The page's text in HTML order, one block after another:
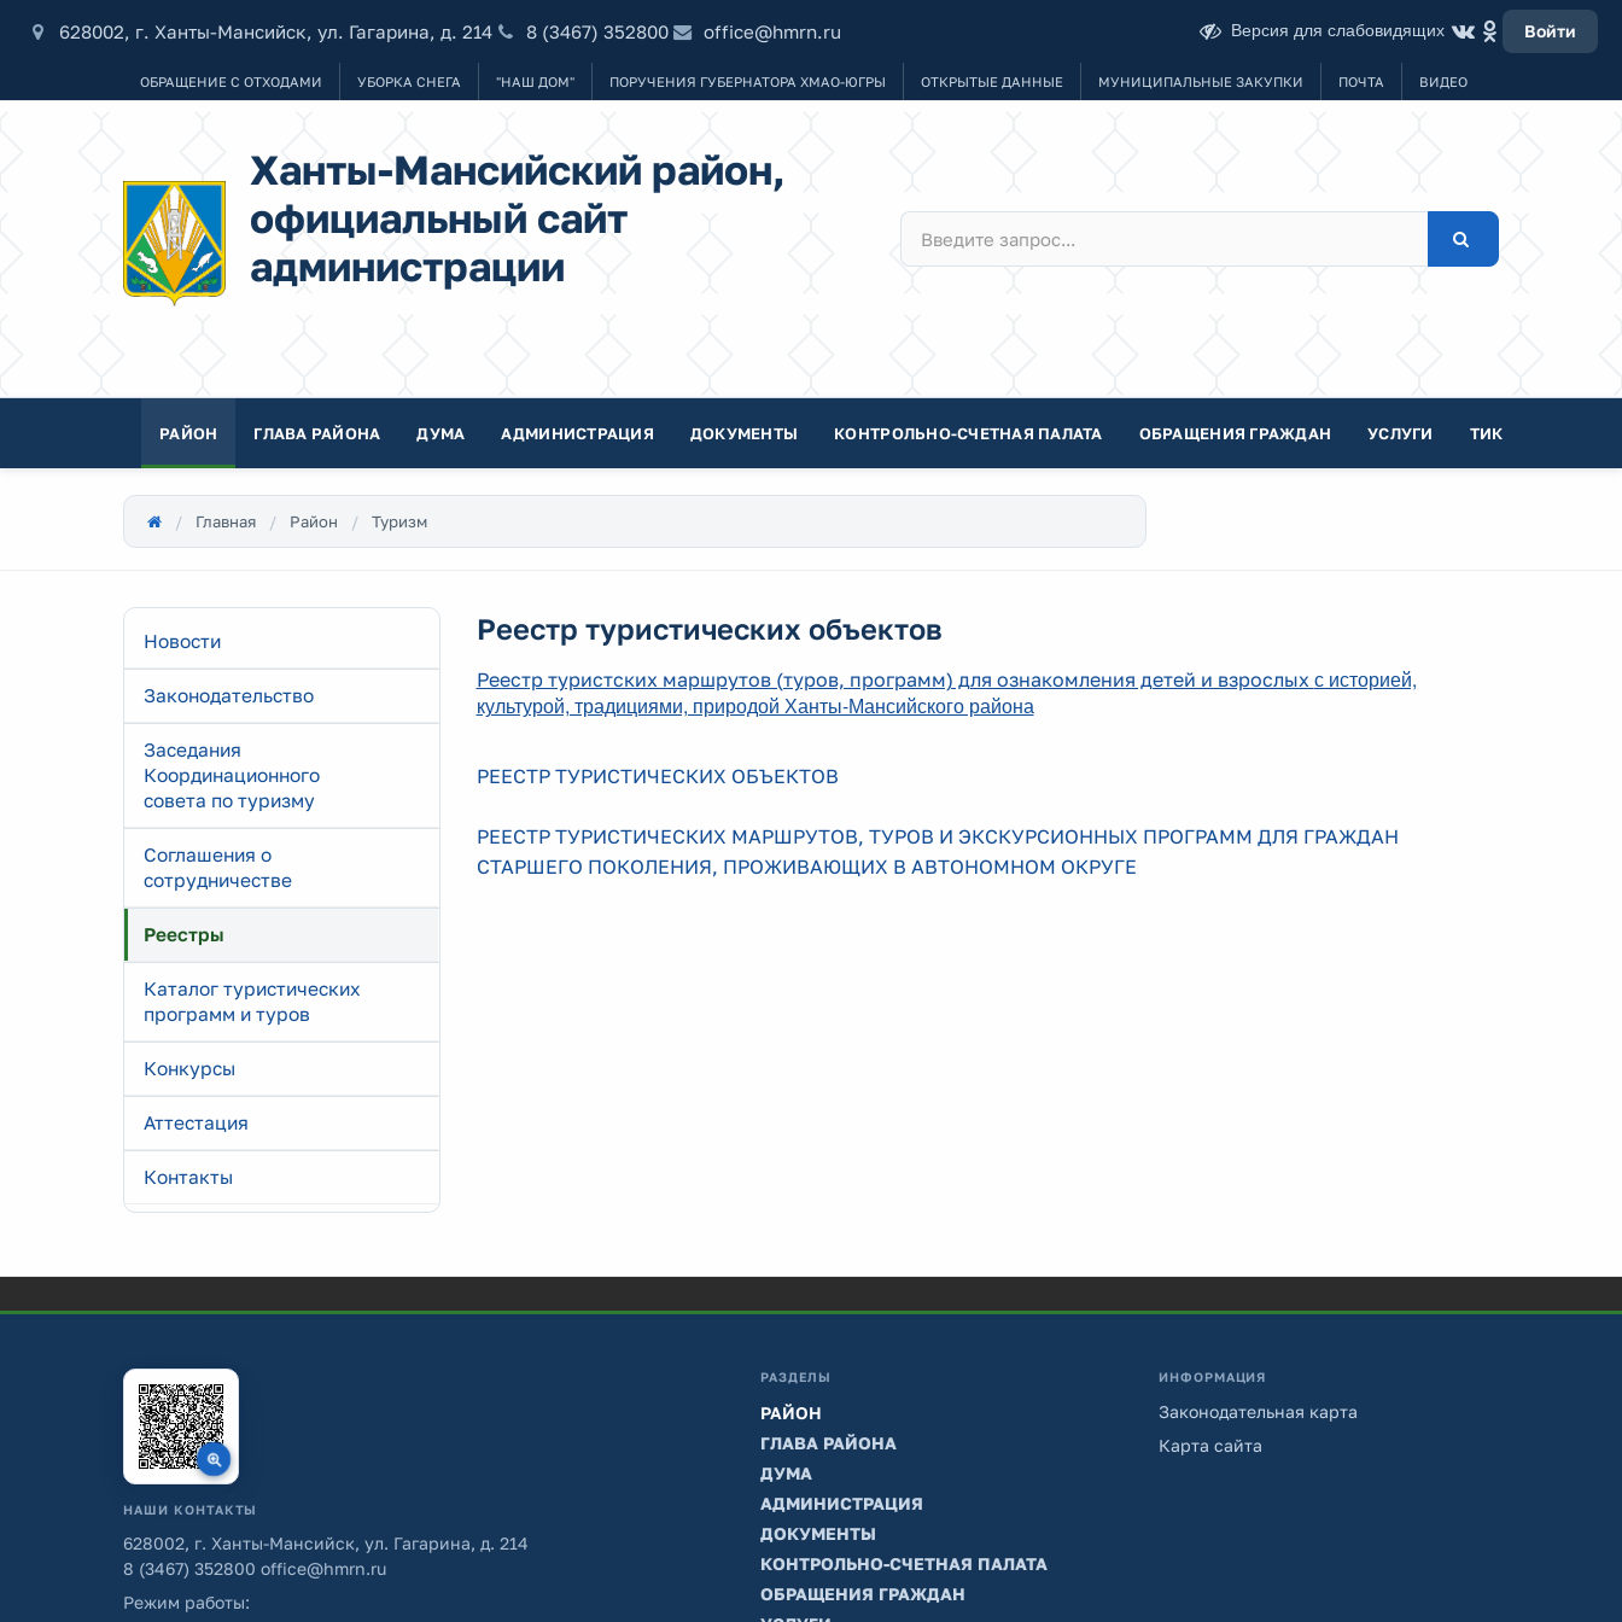
628002, г. Ханты-Мансийск, ул. Гагарина, д. 214 8 (3467) 352800 office@hmrn.ru Версия для слабовидящих Войти
ОБРАЩЕНИЕ С ОТХОДАМИ УБОРКА СНЕГА "НАШ ДОМ" ПОРУЧЕНИЯ ГУБЕРНАТОРА ХМАО-ЮГРЫ ОТКРЫТЫЕ ДАННЫЕ МУНИЦИПАЛЬНЫЕ ЗАКУПКИ ПОЧТА ВИДЕО
Ханты-Мансийский район,
официальный сайт
администрации
РАЙОН ГЛАВА РАЙОНА ДУМА АДМИНИСТРАЦИЯ ДОКУМЕНТЫ КОНТРОЛЬНО-СЧЕТНАЯ ПАЛАТА ОБРАЩЕНИЯ ГРАЖДАН УСЛУГИ ТИК
Главная Район Туризм
Новости
Законодательство
Заседания
Координационного
совета по туризму
Соглашения о
сотрудничестве
Реестры
Каталог туристических
программ и туров
Конкурсы
Аттестация
Контакты
Реестр туристических объектов
Реестр туристских маршрутов (туров, программ) для ознакомления детей и взрослых с историей,
культурой, традициями, природой Ханты-Мансийского района
РЕЕСТР ТУРИСТИЧЕСКИХ ОБЪЕКТОВ
РЕЕСТР ТУРИСТИЧЕСКИХ МАРШРУТОВ, ТУРОВ И ЭКСКУРСИОННЫХ ПРОГРАММ ДЛЯ ГРАЖДАН
СТАРШЕГО ПОКОЛЕНИЯ, ПРОЖИВАЮЩИХ В АВТОНОМНОМ ОКРУГЕ
НАШИ КОНТАКТЫ
628002, г. Ханты-Мансийск, ул. Гагарина, д. 214
8 (3467) 352800 office@hmrn.ru
Режим работы:
РАЗДЕЛЫ
РАЙОН
ГЛАВА РАЙОНА
ДУМА
АДМИНИСТРАЦИЯ
ДОКУМЕНТЫ
КОНТРОЛЬНО-СЧЕТНАЯ ПАЛАТА
ОБРАЩЕНИЯ ГРАЖДАН
ИНФОРМАЦИЯ
Законодательная карта
Карта сайта